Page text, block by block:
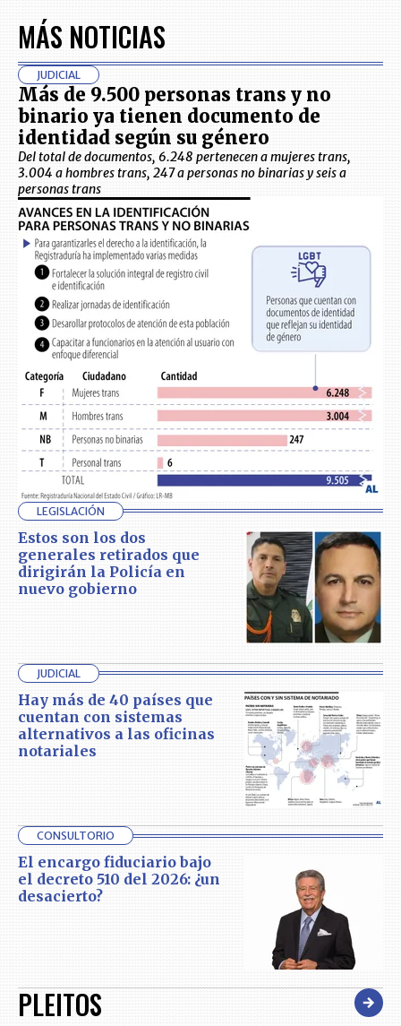
MÁS NOTICIAS
JUDICIAL
Más de 9.500 personas trans y no
binario ya tienen documento de
identidad según su género
Del total de documentos, 6.248 pertenecen a mujeres trans,
3.004 a hombres trans, 247 a personas no binarias y seis a
personas trans
LEGISLACIÓN
Estos son los dos
generales retirados que
dirigirán la Policía en
nuevo gobierno
JUDICIAL
Hay más de 40 países que
cuentan con sistemas
alternativos a las oficinas
notariales
CONSULTORIO
El encargo fiduciario bajo
el decreto 510 del 2026: ¿un
desacierto?
PLEITOS